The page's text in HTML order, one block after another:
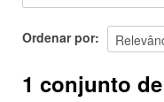
Sobre
Ordenar por
1 conjunto